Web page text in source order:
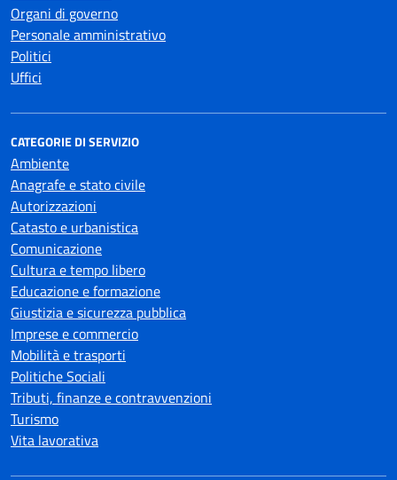
Organi di governo
Personale amministrativo
Politici
Uffici
CATEGORIE DI SERVIZIO
Ambiente
Anagrafe e stato civile
Autorizzazioni
Catasto e urbanistica
Comunicazione
Cultura e tempo libero
Educazione e formazione
Giustizia e sicurezza pubblica
Imprese e commercio
Mobilità e trasporti
Politiche Sociali
Tributi, finanze e contravvenzioni
Turismo
Vita lavorativa